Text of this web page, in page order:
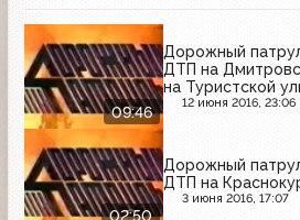
09:46
Дорожный
ДТП на
на Туристской
Ярославском
12 июня 2016, 23:06
02:50
Дорожный
ДТП на
3 июня 2016, 17:07